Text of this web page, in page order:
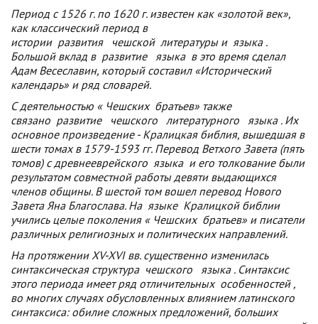
Период с 1526 г. по 1620 г. известен как «золотой век»,
как классический период в
истории развития чешской литературы и языка .
Большой вклад в развитие языка в это время сделал
Адам Весеславин, который составил «Исторический
календарь» и ряд словарей.
С деятельностью «Чешских братьев» также
связано развитие чешского литературного языка . Их
основное произведение - Кралицкая библия, вышедшая в
шести томах в 1579-1593 гг. Перевод Ветхого Завета (пять
томов) с древнееврейского языка и его толкование были
результатом совместной работы девяти выдающихся
членов общины. В шестой том вошел перевод Нового
Завета Яна Благослава. На языке Кралицкой библии
учились целые поколения «Чешских братьев» и писатели
различных религиозных и политических направлений.
На протяжении XV-XVI вв. существенно изменилась
синтаксическая структура чешского языка . Синтаксис
этого периода имеет ряд отличительных особенностей ,
во многих случаях обусловленных влиянием латинского
синтаксиса: обилие сложных предложений, больших